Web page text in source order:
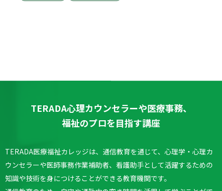
TERADA心理カウンセラーや医療事務、
福祉のプロを目指す講座
TERADA医療福祉カレッジは、通信教育を通じて、心理学・心理カ
ウンセラーや医師事務作業補助者、看護助手として活躍するための
知識や技術を身につけることができる教育機関です。